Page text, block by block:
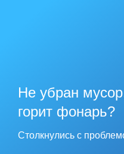
Не убран
горит фонарь?
Столкнулись с